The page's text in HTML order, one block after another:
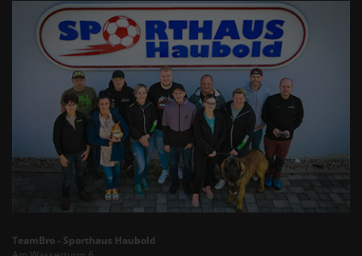
TeamBro - Sporthaus Haubold